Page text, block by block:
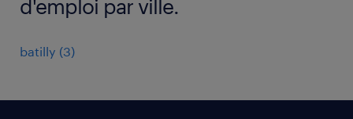
d'emploi par ville.
batilly (3)